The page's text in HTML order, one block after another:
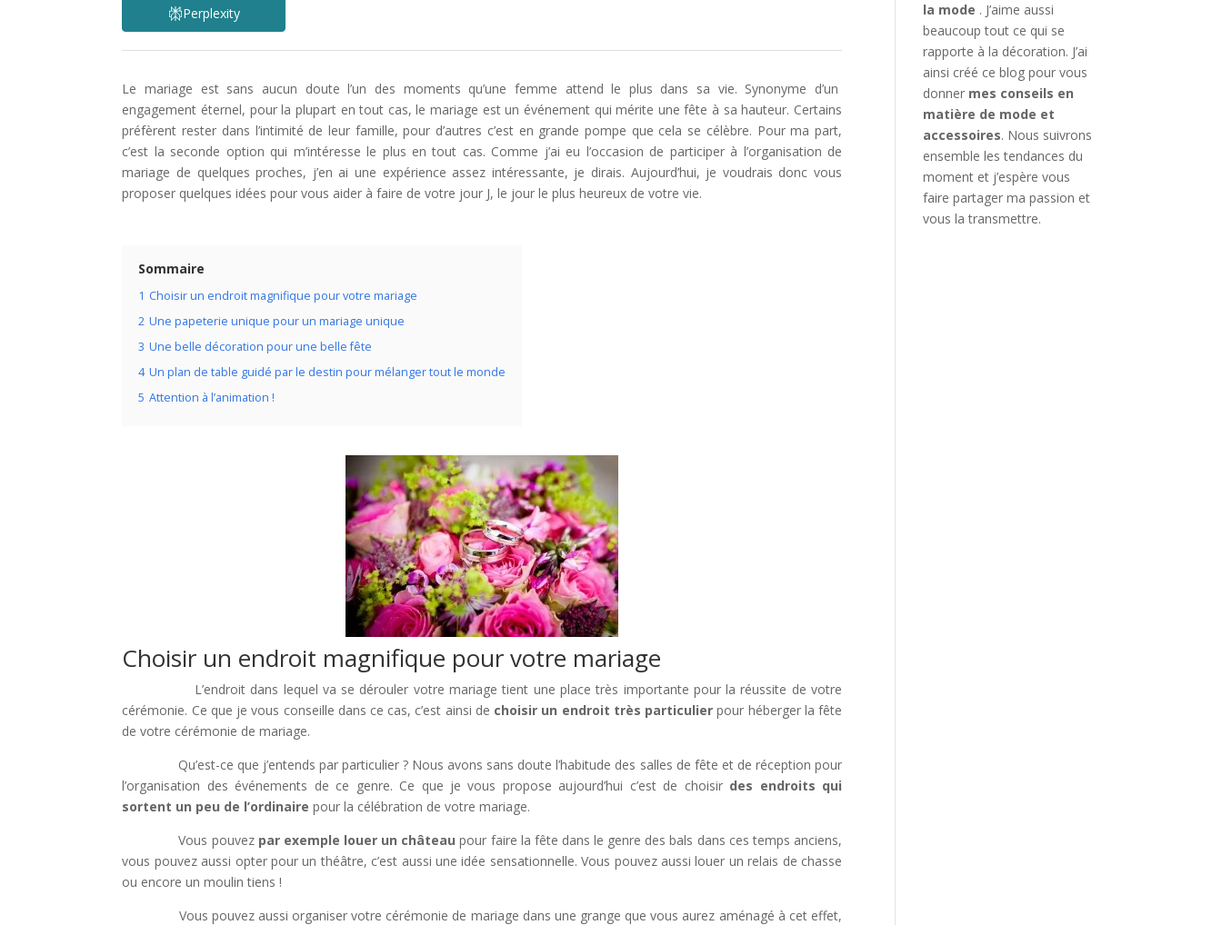
Perplexity
Le mariage est sans aucun doute l’un des moments qu’une femme attend le plus dans sa vie. Synonyme d’un
engagement éternel, pour la plupart en tout cas, le mariage est un événement qui mérite une fête à sa hauteur. Certains
préfèrent rester dans l’intimité de leur famille, pour d’autres c’est en grande pompe que cela se célèbre. Pour ma part,
c’est la seconde option qui m’intéresse le plus en tout cas. Comme j’ai eu l’occasion de participer à l’organisation de
mariage de quelques proches, j’en ai une expérience assez intéressante, je dirais. Aujourd’hui, je voudrais donc vous
proposer quelques idées pour vous aider à faire de votre jour J, le jour le plus heureux de votre vie.
Sommaire
1 Choisir un endroit magnifique pour votre mariage
2 Une papeterie unique pour un mariage unique
3 Une belle décoration pour une belle fête
4 Un plan de table guidé par le destin pour mélanger tout le monde
5 Attention à l’animation !
Choisir un endroit magnifique pour votre mariage
L’endroit dans lequel va se dérouler votre mariage tient une place très importante pour la réussite de votre
cérémonie. Ce que je vous conseille dans ce cas, c’est ainsi de choisir un endroit très particulier pour héberger la fête
de votre cérémonie de mariage.
Qu’est-ce que j’entends par particulier ? Nous avons sans doute l’habitude des salles de fête et de réception pour
l’organisation des événements de ce genre. Ce que je vous propose aujourd’hui c’est de choisir des endroits qui
sortent un peu de l’ordinaire pour la célébration de votre mariage.
Vous pouvez par exemple louer un château pour faire la fête dans le genre des bals dans ces temps anciens,
vous pouvez aussi opter pour un théâtre, c’est aussi une idée sensationnelle. Vous pouvez aussi louer un relais de chasse
ou encore un moulin tiens !
Vous pouvez aussi organiser votre cérémonie de mariage dans une grange que vous aurez aménagé à cet effet,
la mode . J’aime aussi
beaucoup tout ce qui se
rapporte à la décoration. J’ai
ainsi créé ce blog pour vous
donner mes conseils en
matière de mode et
accessoires. Nous suivrons
ensemble les tendances du
moment et j’espère vous
faire partager ma passion et
vous la transmettre.